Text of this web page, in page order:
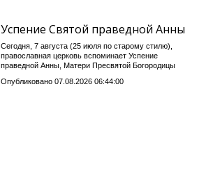
Успение Святой праведной Анны
Сегодня, 7 августа (25 июля по старому стилю),
православная церковь вспоминает Успение
праведной Анны, Матери Пресвятой Богородицы
Опубликовано 07.08.2026 06:44:00